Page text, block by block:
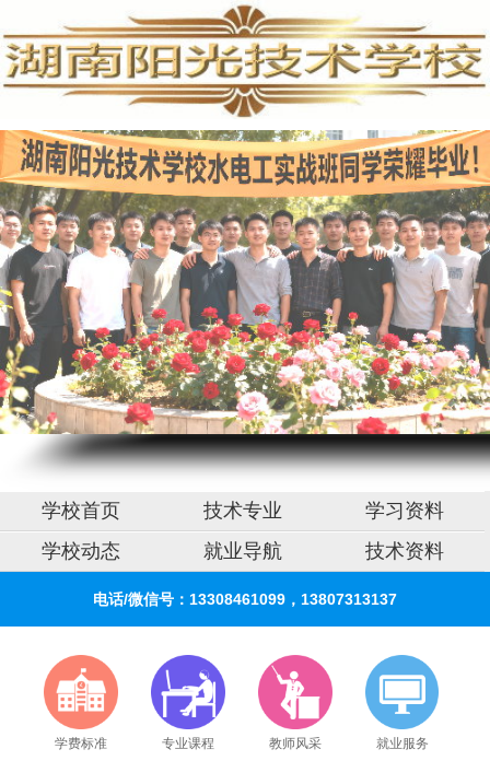
家电清洗培训,家电清洗技术,学习家电清洗,空调清洗培训,家电清洗培训费用,专业
学校首页 技术专业
学习资料
学校动态
就业导航 技术资料
电话/微信号：13308461099，13807313137
学费标准 专业课程 教师风采 就业服务